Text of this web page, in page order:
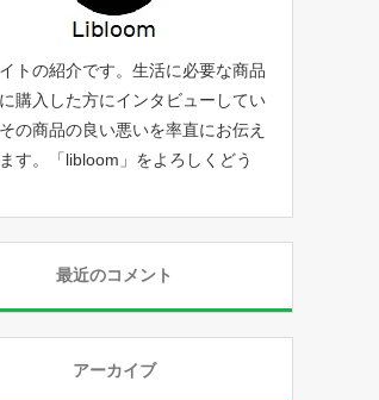
トの紹介です。生活に必要な商品
購入した方にインタビューしてい
の商品の良い悪いを率直にお伝え
す。「libloom 」をよろしくどう
最近のコメント
アーカイブ